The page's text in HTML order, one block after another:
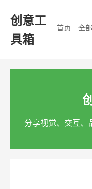
创意工
具箱
首页 全
分享视觉、交互、